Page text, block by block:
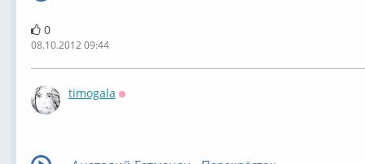
0
08.10.2012 09:44
timogala